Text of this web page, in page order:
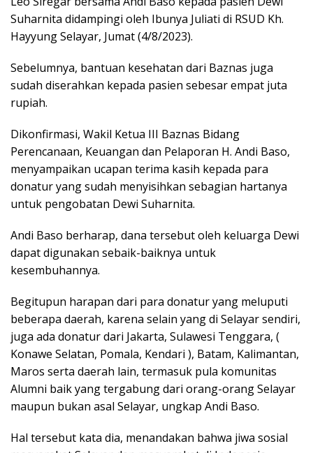
Suharnita didampingi oleh Ibunya Juliati di RSUD Kh.
Hayyung Selayar, Jumat (4/8/2023).
Sebelumnya, bantuan kesehatan dari Baznas juga
sudah diserahkan kepada pasien sebesar empat juta
rupiah.
Dikonfirmasi, Wakil Ketua III Baznas Bidang
Perencanaan, Keuangan dan Pelaporan H. Andi Baso,
menyampaikan ucapan terima kasih kepada para
donatur yang sudah menyisihkan sebagian hartanya
untuk pengobatan Dewi Suharnita.
Andi Baso berharap, dana tersebut oleh keluarga Dewi
dapat digunakan sebaik-baiknya untuk
kesembuhannya.
Begitupun harapan dari para donatur yang meluputi
beberapa daerah, karena selain yang di Selayar sendiri,
juga ada donatur dari Jakarta, Sulawesi Tenggara, (
Konawe Selatan, Pomala, Kendari ), Batam, Kalimantan,
Maros serta daerah lain, termasuk pula komunitas
Alumni baik yang tergabung dari orang-orang Selayar
maupun bukan asal Selayar, ungkap Andi Baso.
Hal tersebut kata dia, menandakan bahwa jiwa sosial